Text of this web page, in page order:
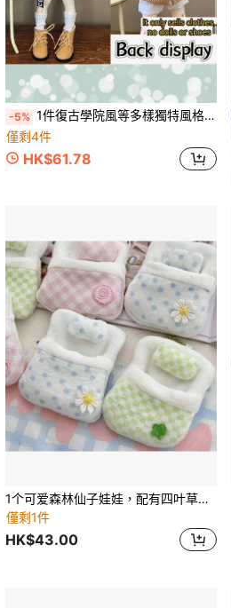
-5% 1件復古學院風等多樣獨特風格，適合6英吋BJD/30cm娃娃換裝！娃娃服裝愛好者收藏套組，融化女孩心。(此系列衣物適用於30cm高娃娃，64#蕾絲款隨機，48#SKU款隨機，在意者請留意)
僅剩4件
HK$61.78
1个可爱森林仙子娃娃，配有四叶草睡袋，高品质迷你娃娃睡袋毛绒玩具 - 情侣游戏、猫咪礼物、男女皆宜的游戏、互动游戏、派对游戏、生日礼物、节日礼物、完美礼物
僅剩1件
HK$43.00